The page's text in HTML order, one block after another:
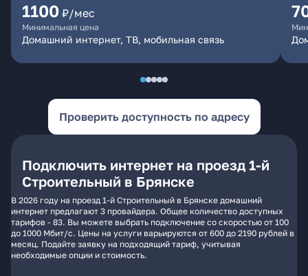
1100 ₽/мес
Минимальная цена
Домашний интернет, ТВ, мобильная связь
Проверить доступность по адресу
Подключить интернет на проезд 1-й
Строительный в Брянске
В 2026 году на проезд 1-й Строительный в Брянске домашний
интернет предлагают 3 провайдера. Общее количество доступных
тарифов - 83. Вы можете выбрать подключение со скоростью от 100
до 1000 Мбит/с. Цены на услуги варьируются от 600 до 2190 рублей в
месяц. Подайте заявку на подходящий тариф, учитывая
необходимые опции и стоимость.